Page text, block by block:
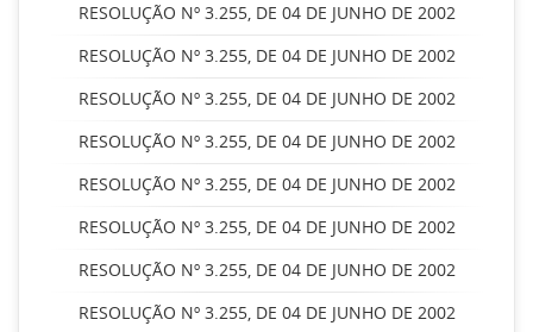
RESOLUÇÃO Nº 3.255, DE 04 DE JUNHO DE 2002
RESOLUÇÃO Nº 3.255, DE 04 DE JUNHO DE 2002
RESOLUÇÃO Nº 3.255, DE 04 DE JUNHO DE 2002
RESOLUÇÃO Nº 3.255, DE 04 DE JUNHO DE 2002
RESOLUÇÃO Nº 3.255, DE 04 DE JUNHO DE 2002
RESOLUÇÃO Nº 3.255, DE 04 DE JUNHO DE 2002
RESOLUÇÃO Nº 3.255, DE 04 DE JUNHO DE 2002
RESOLUÇÃO Nº 3.255, DE 04 DE JUNHO DE 2002